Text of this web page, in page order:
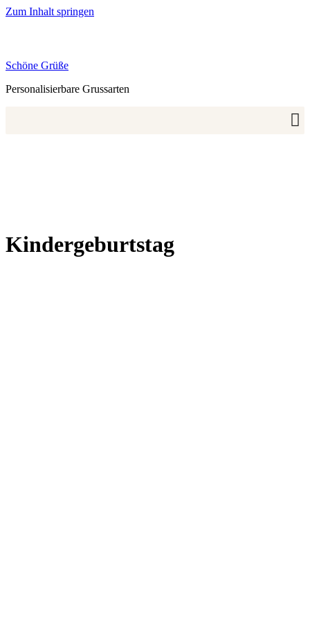
Zum Inhalt springen
Schöne Grüße
Personalisierbare Grussarten
Kindergeburtstag